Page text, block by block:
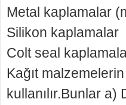
Metal kaplamalar
Silikon kaplamalar
Colt seal
Kağıt
kullanılır.Bunlar